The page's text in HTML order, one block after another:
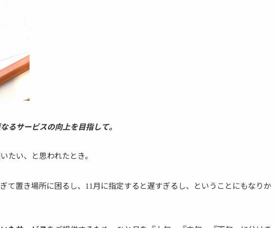
るサービスの向上を目指して。
たい、と思われたとき。
て置き場所に困るし、 11月に指定すると遅すぎるし、ということにもなりか